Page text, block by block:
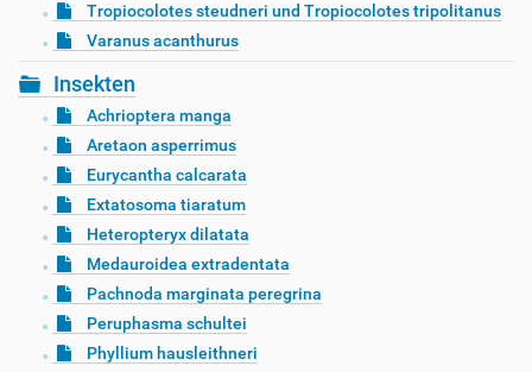
Tropiocolotes steudneri und Tropiocolotes tripolitanus
Varanus acanthurus
Insekten
Achrioptera manga
Aretaon asperrimus
Eurycantha calcarata
Extatosoma tiaratum
Heteropteryx dilatata
Medauroidea extradentata
Pachnoda marginata peregrina
Peruphasma schultei
Phyllium hausleithneri